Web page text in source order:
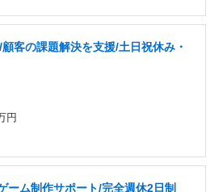
客の課題解決を支援/土日祝休み・
円
ーム制作サポート/完全週休2日制